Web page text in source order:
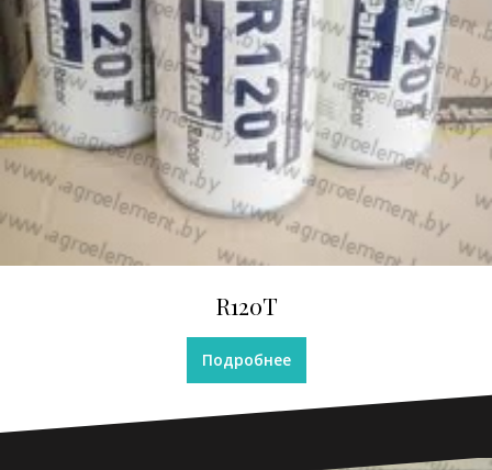
R120T
Подробнее